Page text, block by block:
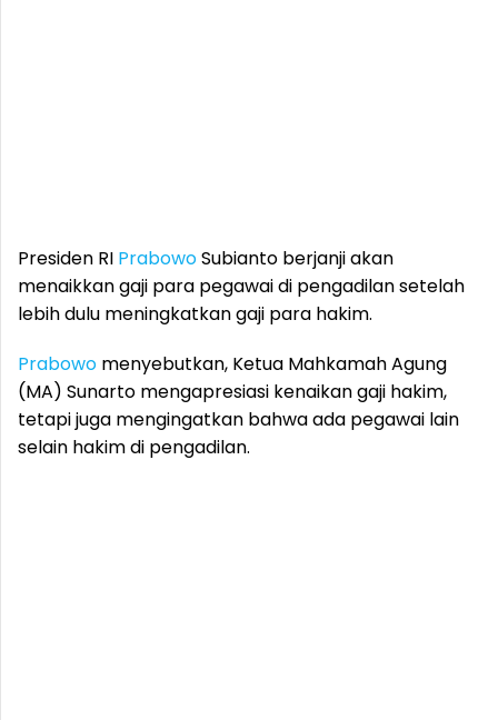
Presiden RI PrabowoSubianto berjanji akan
menaikkan gaji para pegawai di pengadilan setelah
lebih dulu meningkatkan gaji para hakim.
Prabowo menyebutkan, Ketua Mahkamah Agung
(MA) Sunarto mengapresiasi kenaikan gaji hakim,
tetapi juga mengingatkan bahwa ada pegawai lain
selain hakim di pengadilan.